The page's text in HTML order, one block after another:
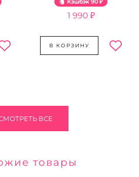
Кэшбэк 90 ₽
1 990 ₽
В КОРЗИНУ
ВСЕ
товары